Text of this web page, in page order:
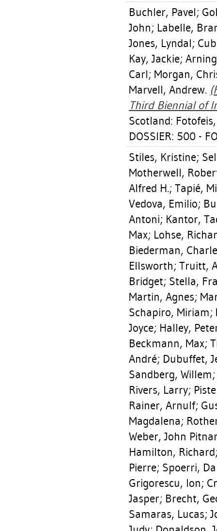
Buchler, Pavel;
John; Labelle,
Jones, Lyndal;
Kay, Jackie;
Carl; Morgan,
Marvell, Andrew.
Third Biennial of
Scotland:
DOSSIER: 500 -
Stiles, Kristine;
Motherwell,
Alfred H.; Tapié,
Vedova, Emilio;
Antoni; Kantor,
Max; Lohse,
Biederman,
Ellsworth; Truitt,
Bridget; Stella,
Martin, Agnes;
Schapiro, Miriam;
Joyce; Halley,
Beckmann, Max;
André; Dubuffet,
Sandberg, Willem
Rivers, Larry;
Rainer, Arnulf;
Magdalena;
Weber, John
Hamilton, Richard
Pierre; Spoerri,
Grigorescu, Ion;
Jasper; Brecht,
Samaras, Lucas;